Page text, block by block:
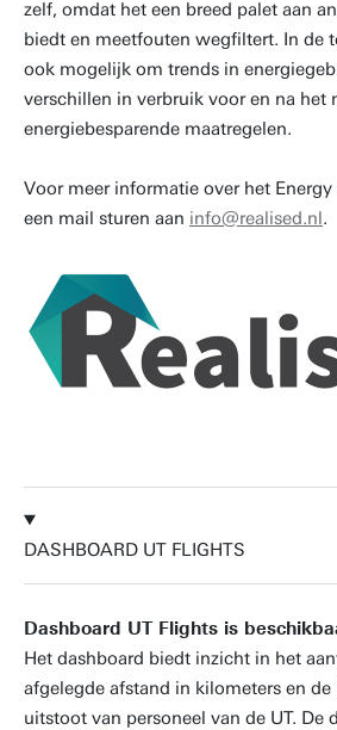
zelf, omdat het een breed palet aan
biedt en meetfouten wegfiltert. In de
ook mogelijk om trends in
verschillen in verbruik voor en na het
energiebesparende maatregelen.
Voor meer informatie over het
een mail sturen aan info@realised.nl.
DASHBOARD UT FLIGHTS
Dashboard UT Flights is
Het dashboard biedt inzicht in het
afgelegde afstand in kilometers en de
uitstoot van personeel van de UT. De